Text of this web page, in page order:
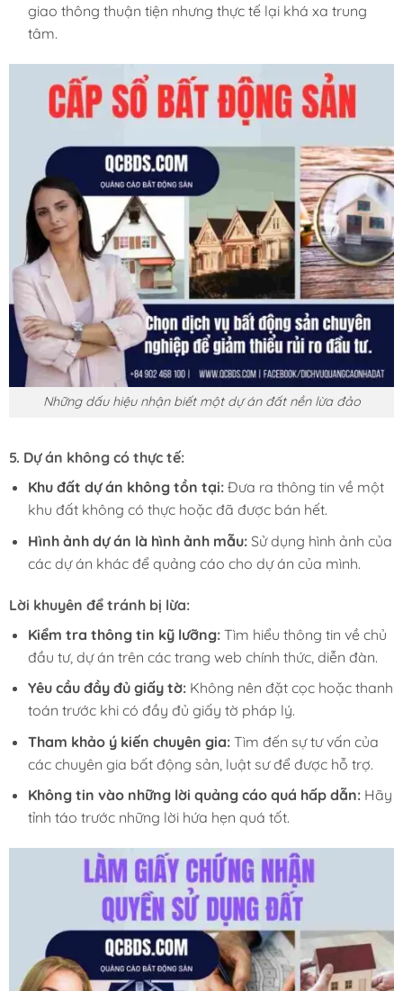
giao thông thuận tiện nhưng thực tế lại khá xa trung
tâm.
Những dấu hiệu nhận biết một dự án đất nền lừa đảo
5. Dự án không có thực tế:
Khu đất dự án không tồn tại:Đưa ra thông tin về một
khu đất không có thực hoặc đã được bán hết.
Hình ảnh dự án là hình ảnh mẫu:Sử dụng hình ảnh của
các dự án khác để quảng cáo cho dự án của mình.
Lời khuyên để tránh bị lừa:
Kiểm tra thông tin kỹ lưỡng:Tìm hiểu thông tin về chủ
đầu tư, dự án trên các trang web chính thức, diễn đàn.
Yêu cầu đầy đủ giấy tờ:Không nên đặt cọc hoặc thanh
toán trước khi có đầy đủ giấy tờ pháp lý.
Tham khảo ý kiến chuyên gia:Tìm đến sự tư vấn của
các chuyên gia bất động sản, luật sư để được hỗ trợ.
Không tin vào những lời quảng cáo quá hấp dẫn:Hãy
tỉnh táo trước những lời hứa hẹn quá tốt.